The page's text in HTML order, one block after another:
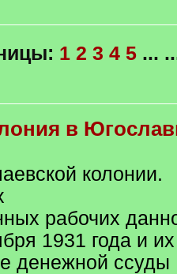
1 2 3 4 5 ...
в
колонии.
рабочих
1931 года и их
денежной ссуды